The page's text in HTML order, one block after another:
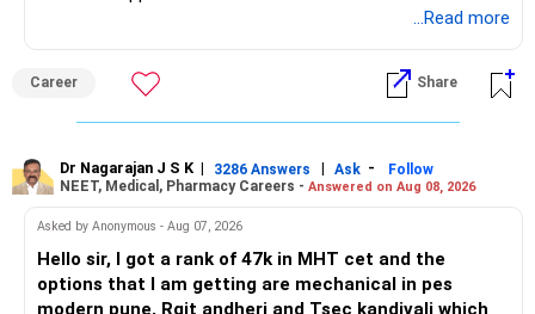
» Funds You Mentioned As Non-Performing
You mentioned:
– Axis Consumption
– HDFC Multicap
– HDFC Multicap 50/25/25 Index
– HSBC India Export Opportunities
– ICICI Prudential Opportunities
Telecommunications (EnTC) and Information Technology
than IT. The choice is yours. Given that the field is
constantly evolving, you must be ready to accept various
challenges after graduation. Additionally, consider pursuing
to enhance your job prospects.
BEST WISHES.
...Read more
Career Share
Dr Nagarajan J S K | 3286 Answers | Ask -
Follow
NEET, Medical, Pharmacy Careers - Answered on Aug 08, 2026
Asked by Anonymous - Aug 07, 2026
Hello sir, I got a rank of 47k in MHT cet and the
options that I am getting are mechanical in pes
modern pune, Rgit andheri and Tsec kandivali which